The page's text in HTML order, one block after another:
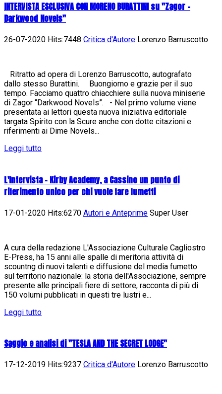
INTERVISTA ESCLUSIVA CON MORENO BURATTINI su "Zagor -
Darkwood Novels"
26-07-2020 Hits:7448 Critica d'Autore Lorenzo Barruscotto
Ritratto ad opera di Lorenzo Barruscotto, autografato
dallo stesso Burattini. Buongiorno e grazie per il suo
tempo. Facciamo quattro chiacchiere sulla nuova miniserie
di Zagor “Darkwood Novels”. - Nel primo volume viene
presentata ai lettori questa nuova iniziativa editoriale
targata Spirito con la Scure anche con dotte citazioni e
riferimenti ai Dime Novels...
Leggi tutto
L'Intervista - Kirby Academy, a Cassino un punto di
riferimento unico per chi vuole fare fumetti
17-01-2020 Hits:6270 Autori e Anteprime Super User
A cura della redazione L'Associazione Culturale Cagliostro
E-Press, ha 15 anni alle spalle di meritoria attività di
scountng di nuovi talenti e diffusione del media fumetto
sul territorio nazionale: la storia dell'Associazione, sempre
presente alle principali fiere di settore, racconta di più di
150 volumi pubblicati in questi tre lustri e...
Leggi tutto
Saggio e analisi di "TESLA AND THE SECRET LODGE"
17-12-2019 Hits:9237 Critica d'Autore Lorenzo Barruscotto